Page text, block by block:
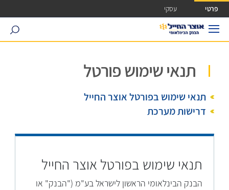
גישה ישירה לכפתור כניסה לחשבונך
פרטי עסקי
search
תנאי שימוש פורטל
תנאי שימוש בפורטל אוצר החייל
דרישות מערכת
תנאי שימוש בפורטל אוצר החייל
הבנק הבינלאומי הראשון לישראל בע"מ ("הבנק" או